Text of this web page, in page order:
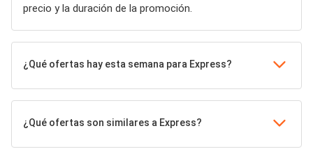
precio y la duración de la promoción.
¿Qué ofertas hay esta semana para Express?
¿Qué ofertas son similares a Express?